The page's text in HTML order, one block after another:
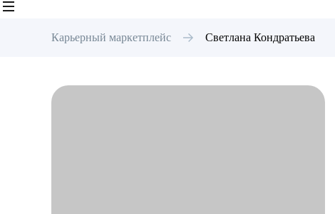
Карьерный маркетплейс Светлана Кондратьева